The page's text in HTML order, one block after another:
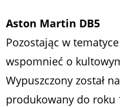
Aston Martin DB5
Pozostając w
wspomnieć o
Wypuszczony został
produkowany do roku